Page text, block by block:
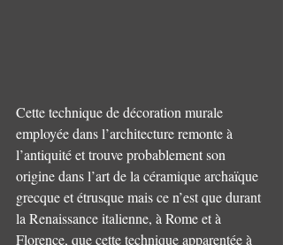
Cette technique de décoration murale
employée dans l’architecture remonte à
l’antiquité et trouve probablement son
origine dans l’art de la céramique archaïque
grecque et étrusque mais ce n’est que durant
la Renaissance italienne, à Rome et à
Florence, que cette technique apparentée à